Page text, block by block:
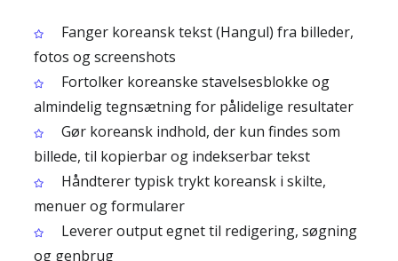
Fanger koreansk tekst (Hangul) fra billeder,
fotos og screenshots
Fortolker koreanske stavelsesblokke og
almindelig tegnsætning for pålidelige resultater
Gør koreansk indhold, der kun findes som
billede, til kopierbar og indekserbar tekst
Håndterer typisk trykt koreansk i skilte,
menuer og formularer
Leverer output egnet til redigering, søgning
og genbrug